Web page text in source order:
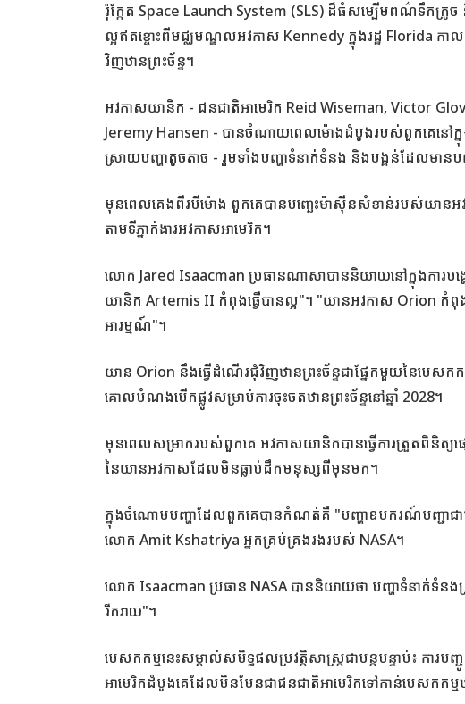
រ៉ុក្កែត Space Launch System (SLS) ដ៏ធំសម្បើមពណ៌ទឹកក្
ល្អឥតខ្ចោះពីមជ្ឈមណ្ឌលអវកាស Kennedy ក្នុងរដ្ឋ Florida
វិញឋានព្រះច័ន្ទ។
អវកាសយានិក - ជនជាតិអាមេរិក Reid Wiseman, Victor
Jeremy Hansen - បានចំណាយពេលម៉ោងដំបូងរបស់ពួកគេនៅក្នុ
ស្រាយបញ្ហាតូចតាច - រួមទាំងបញ្ហាទំនាក់ទំនង និងបង្គន់ដែលមានប
មុនពេលគេងពីរបីម៉ោង ពួកគេបានបញ្ឆេះម៉ាស៊ីនសំខាន់របស់យានអវ
តាមទីភ្នាក់ងារអវកាសអាមេរិក។
លោក Jared Isaacman ប្រធានណាសាបាននិយាយនៅក្នុងការបង្
យានិក Artemis II កំពុងធ្វើបានល្អ"។ "យានអវកាស Orion កំពុង
អារម្មណ៍"។
យាន Orion នឹងធ្វើដំណើរជុំវិញឋានព្រះច័ន្ទជាផ្នែកមួយនៃបេសក
គោលបំណងបើកផ្លូវសម្រាប់ការចុះចតឋានព្រះច័ន្ទនៅឆ្នាំ 2028។
មុនពេលសម្រាករបស់ពួកគេ អវកាសយានិកបានធ្វើការត្រួតពិនិត្យផ្
នៃយានអវកាសដែលមិនធ្លាប់ដឹកមនុស្សពីមុនមក។
ក្នុងចំណោមបញ្ហាដែលពួកគេបានកំណត់គឺ "បញ្ហាឧបករណ៍បញ្ជាជា
លោក Amit Kshatriya អ្នកគ្រប់គ្រងរងរបស់ NASA។
លោក Isaacman ប្រធាន NASA បាននិយាយថា បញ្ហាទំនាក់ទំន
រីករាយ"។
បេសកកម្មនេះសម្គាល់សមិទ្ធផលប្រវត្តិសាស្ត្រជាបន្តបន្ទាប់៖ កា
អាមេរិកដំបូងគេដែលមិនមែនជាជនជាតិអាមេរិកទៅកាន់បេសកកម្មឋ